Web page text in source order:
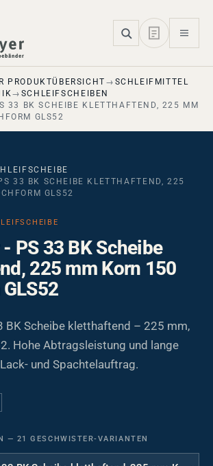
PRODUKTÜBERSICHT
SCHLEIFMITTEL
SCHLEIFSCHEIBEN
33 BK SCHEIBE KLETTHAFTEND, 225 MM
GLS52
33 BK SCHEIBE KLETTHAFTEND, 225
GLS52
PS 33 BK Scheibe
225 mm Korn 150
BK Scheibe kletthaftend – 225 mm,
Hohe Abtragsleistung und lange
und Spachtelauftrag.
— 21 GESCHWISTER-VARIANTEN